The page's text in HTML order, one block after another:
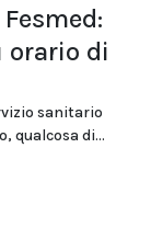
orario di
sanitario
qualcosa di...